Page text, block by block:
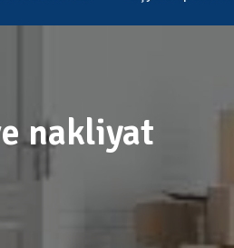
nakliyat